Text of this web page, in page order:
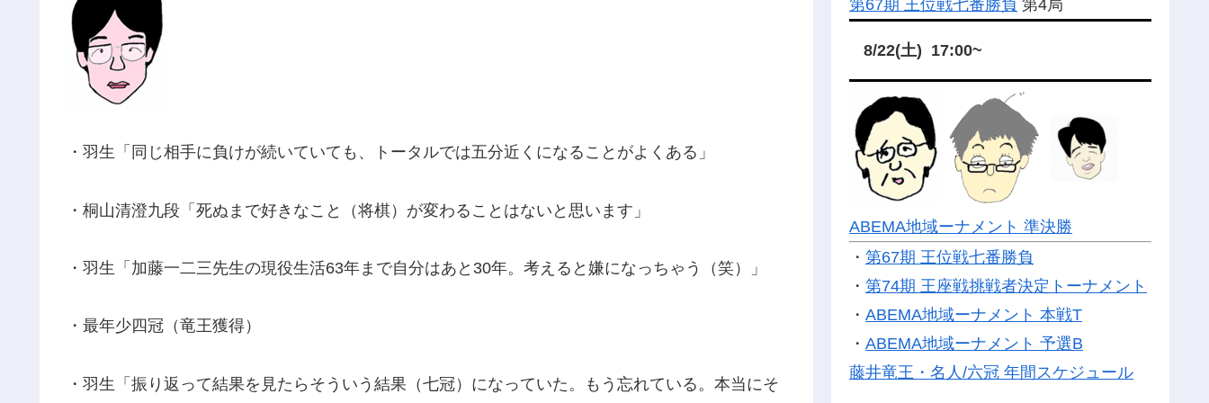
・羽生「同じ相手に負けが続いていても、トータルでは五分近くになることがよくある」
・桐山清澄九段「死ぬまで好きなこと（将棋）が変わることはないと思います」
・羽生「加藤一二三先生の現役生活63年まで自分はあと30年。考えると嫌になっちゃう（笑）」
・最年少四冠（竜王獲得）
・羽生「振り返って結果を見たらそういう結果（七冠）になっていた。もう忘れている。本当にそ
第67期 王位戦七番勝負 第4局
8/22(土) 17:00~
ABEMA地域ーナメント 準決勝
・ 第67期 王位戦七番勝負
・ 第74期 王座戦挑戦者決定トーナメント
・ ABEMA地域ーナメント 本戦T
・ ABEMA地域ーナメント 予選B
藤井竜王・名人/六冠 年間スケジュール